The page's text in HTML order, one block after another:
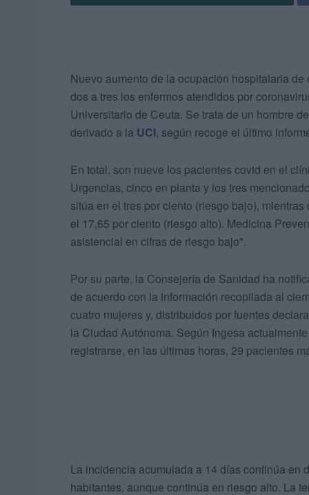
Nuevo aumento de la ocupación hospitalaria de
dos a tres los enfermos atendidos por
Universitario de Ceuta. Se trata de un hombre
derivado a la UCI, según recoge el último
En total, son nueve los pacientes covid en el
Urgencias, cinco en planta y los tres
sitúa en el tres por ciento (riesgo bajo),
el 17,65 por ciento (riesgo alto). Medicina
asistencial en cifras de riesgo bajo".
Por su parte, la Consejería de Sanidad ha
de acuerdo con la información recopilada al
cuatro mujeres y, distribuidos por fuentes
la Ciudad Autónoma. Según Ingesa
registrarse, en las últimas horas, 29 pacientes
La incidencia acumulada a 14 días continúa en
habitantes, aunque continúa en riesgo alto. La